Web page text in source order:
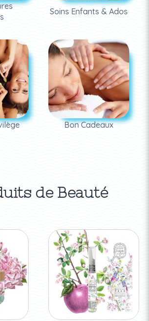
Soins Enfants & Ados
Bon Cadeaux
de Beauté